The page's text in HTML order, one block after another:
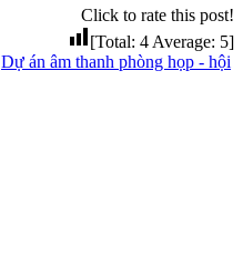
Click to rate this post!
[Total: 4 Average: 5]
Dự án âm thanh phòng họp - hội